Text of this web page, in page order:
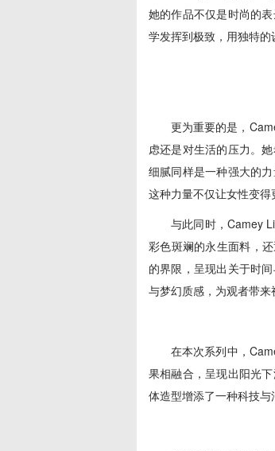
她的作品不仅是时尚的
学发挥到极致，用独特的
更为重要的是，
虑还是对生活的压力。
细腻同样是一种强大的
这种力量不仅让女性变得
与此同时，Camey
彩色斑斓的永生面料，
的界限，呈现出关于时
与梦幻质感，为观者带来
在本次系列中，
果相融合，呈现出阳光
体造型增添了一种科技与